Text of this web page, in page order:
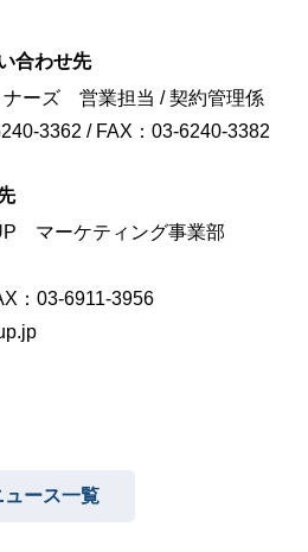
合わせ先
ナーズ 営業担当 / 契約管理係
3362 / FAX：03-6240-3382
マーケティング事業部
：03-6911-3956
ュース一覧